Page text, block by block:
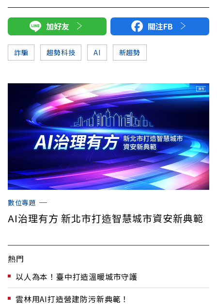
加好友 關注FB
詐騙 趨勢科技 AI 新趨勢
數位專題
AI治理有方 新北市打造智慧城市資安新典範
熱門
以人為本！臺中打造溫暖城市守護
雲林用AI打造營建防污新典範！